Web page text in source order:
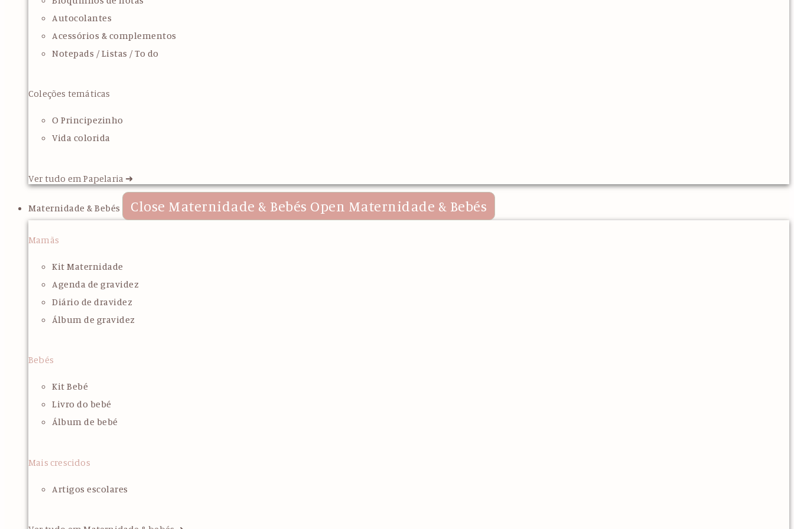
Autocolantes
Acessórios & complementos
Notepads / Listas / To do
Coleções temáticas
O Principezinho
Vida colorida
Ver tudo em Papelaria ➜
Maternidade & Bebés Close Maternidade & Bebés Open Maternidade & Bebés
Mamãs
Kit Maternidade
Agenda de gravidez
Diário de dravidez
Álbum de gravidez
Bebés
Kit Bebé
Livro do bebé
Álbum de bebé
Mais crescidos
Artigos escolares